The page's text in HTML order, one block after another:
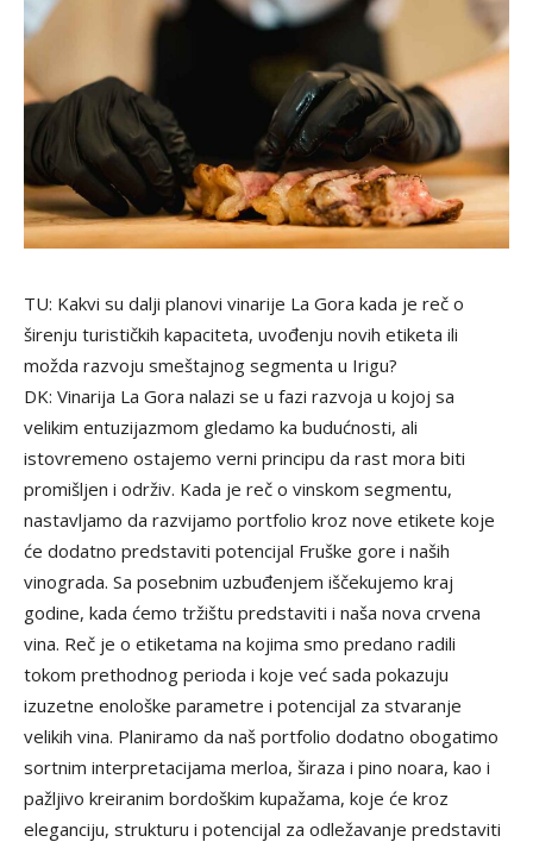
TU: Kakvi su dalji planovi vinarije La Gora kada je reč o
širenju turističkih kapaciteta, uvođenju novih etiketa ili
možda razvoju smeštajnog segmenta u Irigu?
DK: Vinarija La Gora nalazi se u fazi razvoja u kojoj sa
velikim entuzijazmom gledamo ka budućnosti, ali
istovremeno ostajemo verni principu da rast mora biti
promišljen i održiv. Kada je reč o vinskom segmentu,
nastavljamo da razvijamo portfolio kroz nove etikete koje
će dodatno predstaviti potencijal Fruške gore i naših
vinograda. Sa posebnim uzbuđenjem iščekujemo kraj
godine, kada ćemo tržištu predstaviti i naša nova crvena
vina. Reč je o etiketama na kojima smo predano radili
tokom prethodnog perioda i koje već sada pokazuju
izuzetne enološke parametre i potencijal za stvaranje
velikih vina. Planiramo da naš portfolio dodatno obogatimo
sortnim interpretacijama merloa, širaza i pino noara, kao i
pažljivo kreiranim bordoškim kupažama, koje će kroz
eleganciju, strukturu i potencijal za odležavanje predstaviti